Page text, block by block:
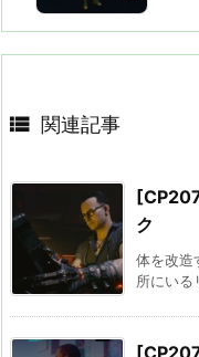
 関連記事
ク
体を改造
所にいる